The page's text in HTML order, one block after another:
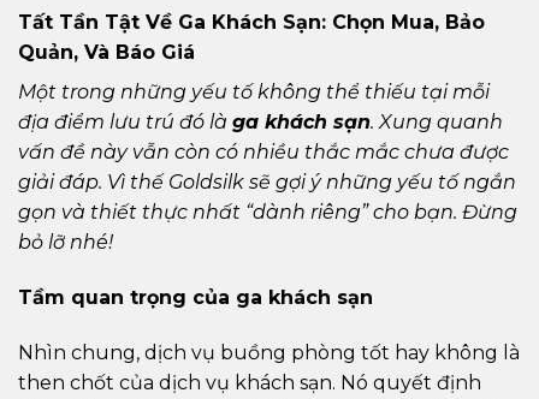
Tất Tần Tật Về Ga Khách Sạn: Chọn Mua, Bảo
Quản, Và Báo Giá
Một trong những yếu tố không thể thiếu tại mỗi
địa điểm lưu trú đó là ga khách sạn. Xung quanh
vấn đề này vẫn còn có nhiều thắc mắc chưa được
giải đáp. Vì thế Goldsilk sẽ gợi ý những yếu tố ngắn
gọn và thiết thực nhất “dành riêng” cho bạn. Đừng
bỏ lỡ nhé!
Tầm quan trọng của ga khách sạn
Nhìn chung, dịch vụ buồng phòng tốt hay không là
then chốt của dịch vụ khách sạn. Nó quyết định